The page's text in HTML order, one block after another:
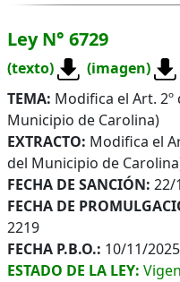
Ley N° 6729
(texto) (imagen)
TEMA: Modifica el Art. 2º
Municipio de Carolina)
EXTRACTO: Modifica el
del Municipio de
FECHA DE SANCIÓN: 22/
FECHA DE
2219
FECHA P.B.O.: 10/11/
ESTADO DE LA LEY: